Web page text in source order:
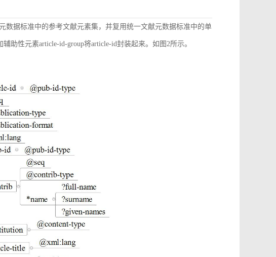
数据标准中的参考文献元素集，并复用统一文献元数据标准中的单
助性元素article-id-group将article-id封装起来。如图2所示。